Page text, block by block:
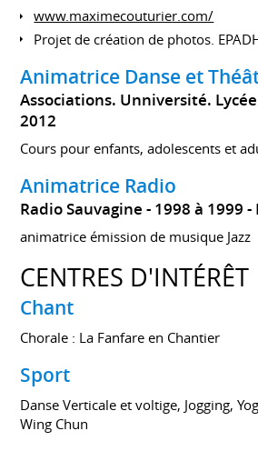
www.maximecouturier.com/
Projet de création de photos.
Animatrice Danse et
Associations. Unniversité.
2012
Cours pour enfants, adolescents et
Animatrice Radio
Radio Sauvagine 1998 à 1999
animatrice émission de musique Jazz
CENTRES D'INTÉRÊT
Chant
Chorale : La Fanfare en Chantier
Sport
Danse Verticale et voltige, Jogging,
Wing Chun